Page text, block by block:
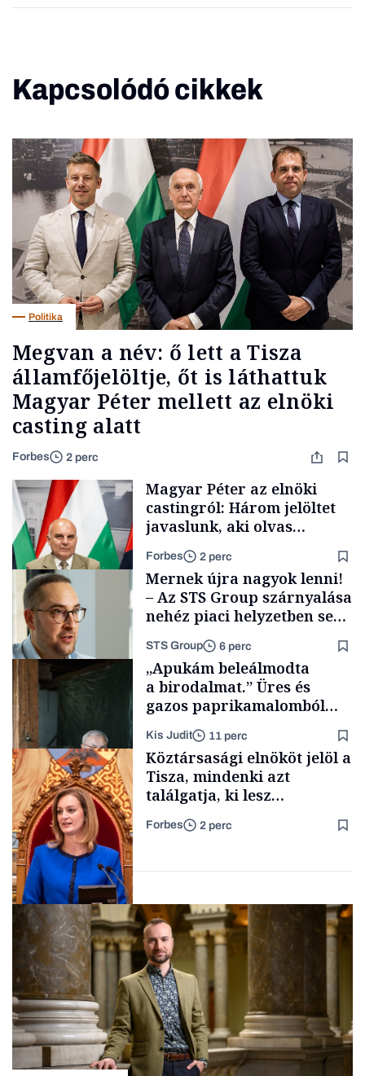
Kapcsolódó cikkek
Politika
Megvan a név: ő lett a Tisza
államfőjelöltje, őt is láthattuk
Magyar Péter mellett az elnöki
casting alatt
Forbes 2 perc
Politika
Magyar Péter az elnöki
castingról: Három jelöltet
javaslunk, aki olvas
híreket, nem fog
meglepődni
Forbes 2 perc
Támogatói tartalom
Mernek újra nagyok lenni!
– Az STS Group szárnyalása
nehéz piaci helyzetben sem
STS Group 6 perc
Családi
vállalkozások
„Apukám beleálmodta
a birodalmat.” Üres és
gazos paprikamalomból
lett az igazi családi
fűszersztori
Kis Judit 11 perc
Politika
Köztársasági elnököt jelöl a
Tisza, mindenki azt
találgatja, ki lesz
szombaton a befutó –
soroljuk az eddig felmerült
Forbes 2 perc